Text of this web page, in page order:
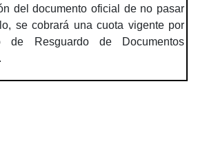
del documento oficial de no pasar
se cobrará una cuota vigente por
de Resguardo de Documentos